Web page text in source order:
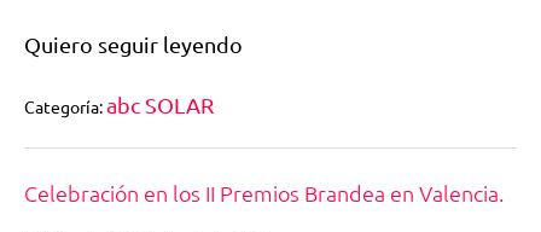
Quiero seguir leyendo
Categoría:abc SOLAR
Celebración en los II Premios Brandea en Valencia.